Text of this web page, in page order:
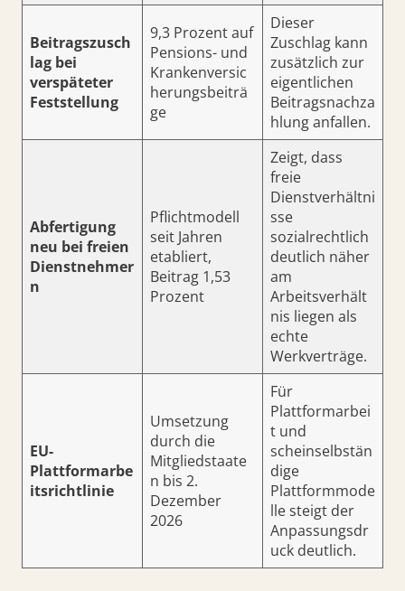
Beitragszusch
lag bei
verspäteter
Feststellung
9,3 Prozent auf
Pensions- und
Krankenversic
herungsbeiträ
ge
Dieser
Zuschlag kann
zusätzlich zur
eigentlichen
Beitragsnachza
hlung anfallen.
Abfertigung
neu bei freien
Dienstnehmer
n
Pflichtmodell
seit Jahren
etabliert,
Beitrag 1,53
Prozent
Zeigt, dass
freie
Dienstverhältni
sse
sozialrechtlich
deutlich näher
am
Arbeitsverhält
nis liegen als
echte
Werkverträge.
EU-
Plattformarbe
itsrichtlinie
Umsetzung
durch die
Mitgliedstaate
n bis 2.
Dezember
2026
Für
Plattformarbei
t und
scheinselbstän
dige
Plattformmode
lle steigt der
Anpassungsdr
uck deutlich.